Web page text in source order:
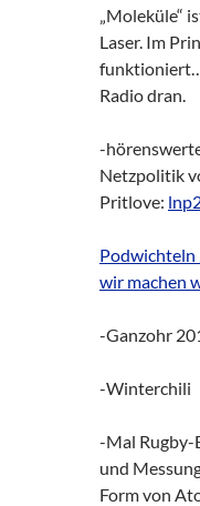
„Moleküle“
Laser. Im
Radio dran.
-
Netzpolitik
Pritlove:
Podwichteln
wir machen
-Ganzohr
-Winterchili
-Mal Rugby-
und
Form von